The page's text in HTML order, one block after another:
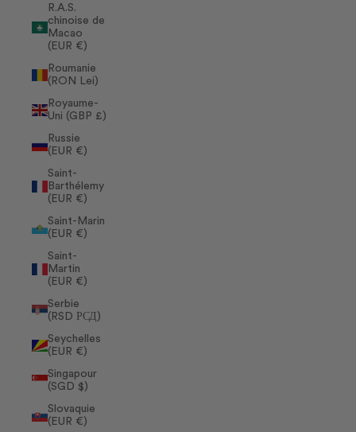
R.A.S.
chinoise de
Macao
(EUR €)
Roumanie
(RON Lei)
Royaume-
Uni (GBP £)
Russie
(EUR €)
Saint-
Barthélemy
(EUR €)
Saint-Marin
(EUR €)
Saint-
Martin
(EUR €)
Serbie
(RSD РСД)
Seychelles
(EUR €)
Singapour
(SGD $)
Slovaquie
(EUR €)